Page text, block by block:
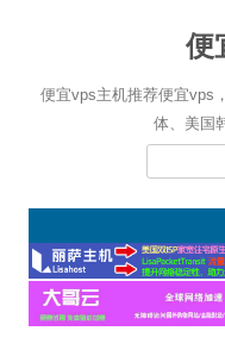
便
便宜vps主机推荐便宜vps
体、美国
搜